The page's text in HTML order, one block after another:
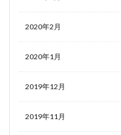
2020年2月
2020年1月
2019年12月
2019年11月